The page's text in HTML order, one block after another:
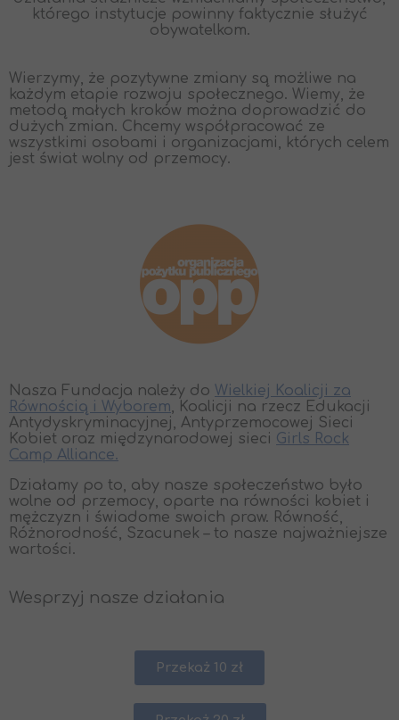
którego instytucje powinny faktycznie służyć
obywatelkom.
Wierzymy, że pozytywne zmiany są możliwe na
każdym etapie rozwoju społecznego. Wiemy, że
metodą małych kroków można doprowadzić do
dużych zmian. Chcemy współpracować ze
wszystkimi osobami i organizacjami, których celem
jest świat wolny od przemocy.
Nasza Fundacja należy do Wielkiej Koalicji za
Równością i Wyborem, Koalicji na rzecz Edukacji
Antydyskryminacyjnej, Antyprzemocowej Sieci
Kobiet oraz międzynarodowej sieci Girls Rock
Camp Alliance.
Działamy po to, aby nasze społeczeństwo było
wolne od przemocy, oparte na równości kobiet i
mężczyzn i świadome swoich praw. Równość,
Różnorodność, Szacunek – to nasze najważniejsze
wartości.
Wesprzyj nasze działania
Przekaż 10 zł